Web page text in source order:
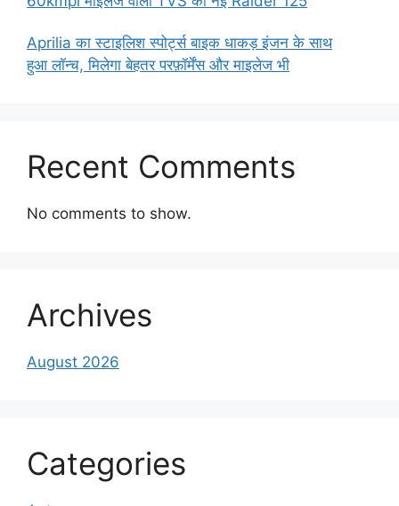
Aprilia का स्टाइलिश स्पोर्ट्स बाइक धाकड़ इंजन के साथ
हुआ लॉन्च, मिलेगा बेहतर परफ़ॉर्मेंस और माइलेज भी
Recent Comments
No comments to show.
Archives
August 2026
Categories